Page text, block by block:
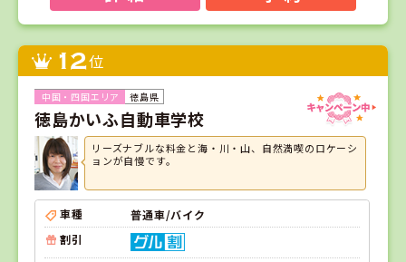
12位
徳島県
徳島かいふ自動車学校
リーズナブルな料金と海・川・山、自然満喫のロケーシ
ョンが自慢です。
車種
普通車/バイク
割引